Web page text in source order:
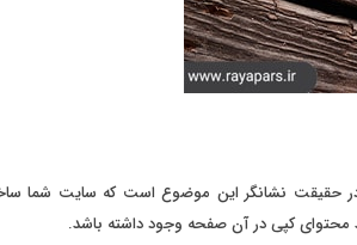
حقیقت نشانگر این موضوع است که سایت شما
محتوای کپی در آن صفحه وجود داشته باشد.